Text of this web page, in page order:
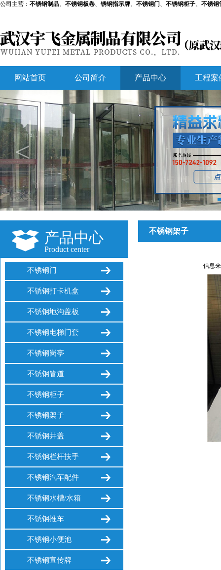
公司主营： 不锈钢制品、 不锈钢板卷、 锈钢指示牌、 不锈钢门 、 不锈钢柜子、 不锈钢
网站首页 公司简介 产品中心 工程案
<
产品中心
Product center
不锈钢门
不锈钢打卡机盒
不锈钢地沟盖板
不锈钢电梯门套
不锈钢岗亭
不锈钢管道
不锈钢柜子
不锈钢架子
不锈钢井盖
不锈钢栏杆扶手
不锈钢汽车配件
不锈钢水槽/水箱
不锈钢推车
不锈钢小便池
不锈钢宣传牌
不锈钢架子
信息